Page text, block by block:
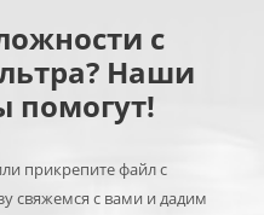
с
Наши
помогут!
прикрепите файл с
свяжемся с вами и дадим